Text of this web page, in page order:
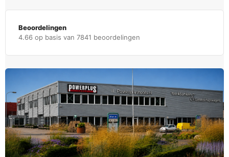
Beoordelingen
4.66 op basis van 7841 beoordelingen